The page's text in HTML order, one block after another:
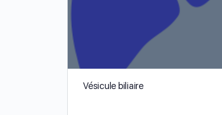
Vésicule biliaire